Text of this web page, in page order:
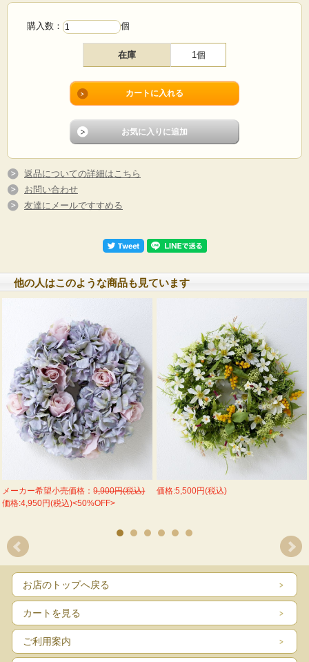
購入数： 個
在庫 1個
返品についての詳細はこちら
お問い合わせ
友達にメールですすめる
他の人はこのような商品も見ています
メーカー希望小売価格：9,900円(税込)
価格:4,950円(税込)<50%OFF>
価格:5,500円(税込)
お店のトップへ戻る
カートを見る
ご利用案内